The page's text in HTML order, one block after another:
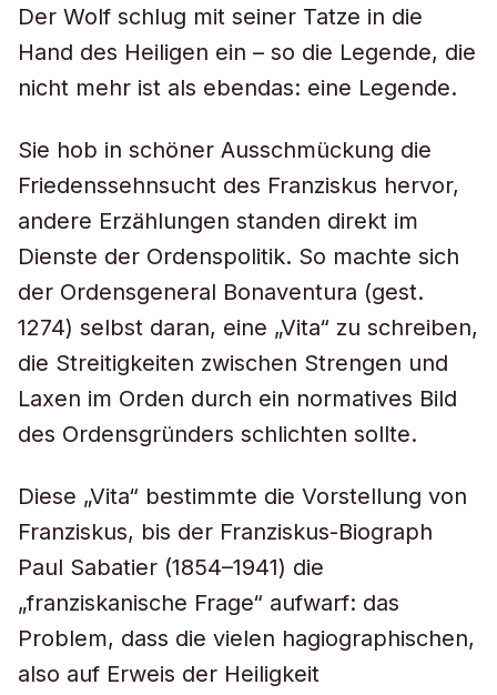
Der Wolf schlug mit seiner Tatze in die
Hand des Heiligen ein – so die Legende, die
nicht mehr ist als ebendas: eine Legende.
Sie hob in schöner Ausschmückung die
Friedenssehnsucht des Franziskus hervor,
andere Erzählungen standen direkt im
Dienste der Ordenspolitik. So machte sich
der Ordensgeneral Bonaventura (gest.
1274) selbst daran, eine „Vita“ zu schreiben,
die Streitigkeiten zwischen Strengen und
Laxen im Orden durch ein normatives Bild
des Ordensgründers schlichten sollte.
Diese „Vita“ bestimmte die Vorstellung von
Franziskus, bis der Franziskus-Biograph
Paul Sabatier (1854–1941) die
„franziskanische Frage“ aufwarf: das
Problem, dass die vielen hagiographischen,
also auf Erweis der Heiligkeit